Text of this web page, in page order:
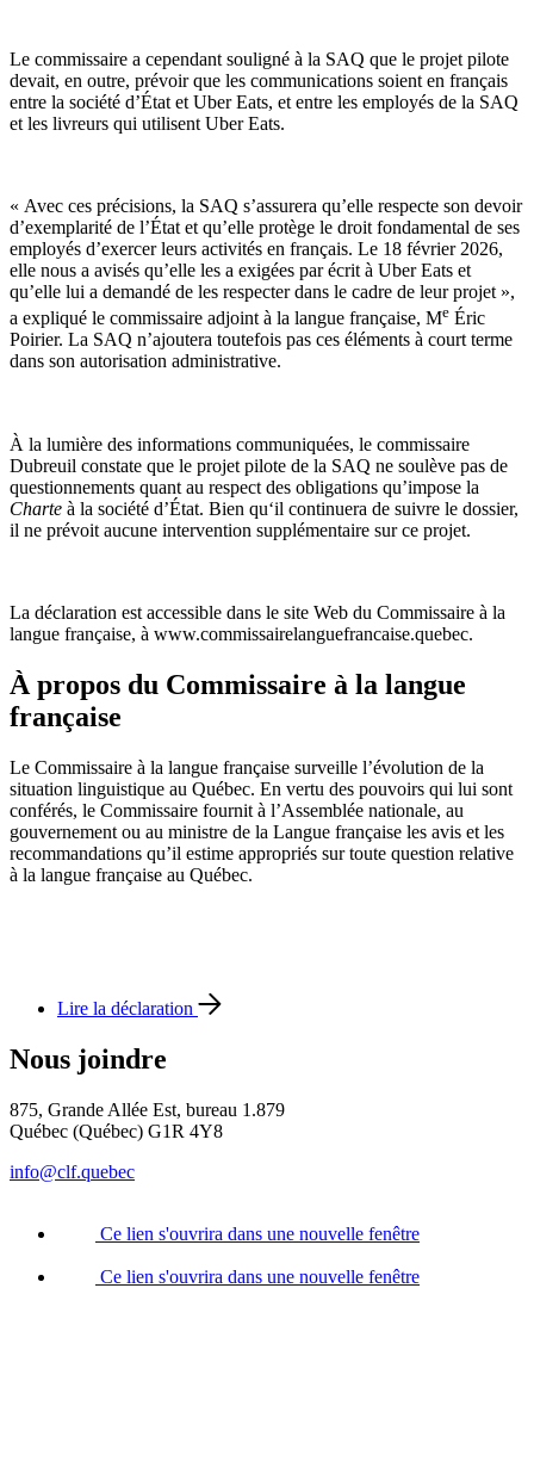
Le commissaire a cependant souligné à la SAQ que le projet pilote
devait, en outre, prévoir que les communications soient en français
entre la société d’État et Uber Eats, et entre les employés de la SAQ
et les livreurs qui utilisent Uber Eats.
« Avec ces précisions, la SAQ s’assurera qu’elle respecte son devoir
d’exemplarité de l’État et qu’elle protège le droit fondamental de ses
employés d’exercer leurs activités en français. Le 18 février 2026,
elle nous a avisés qu’elle les a exigées par écrit à Uber Eats et
qu’elle lui a demandé de les respecter dans le cadre de leur projet »,
a expliqué le commissaire adjoint à la langue française, Me Éric
Poirier. La SAQ n’ajoutera toutefois pas ces éléments à court terme
dans son autorisation administrative.
À la lumière des informations communiquées, le commissaire
Dubreuil constate que le projet pilote de la SAQ ne soulève pas de
questionnements quant au respect des obligations qu’impose la
Charte à la société d’État. Bien qu‘il continuera de suivre le dossier,
il ne prévoit aucune intervention supplémentaire sur ce projet.
La déclaration est accessible dans le site Web du Commissaire à la
langue française, à www.commissairelanguefrancaise.quebec.
À propos du Commissaire à la langue
française
Le Commissaire à la langue française surveille l’évolution de la
situation linguistique au Québec. En vertu des pouvoirs qui lui sont
conférés, le Commissaire fournit à l’Assemblée nationale, au
gouvernement ou au ministre de la Langue française les avis et les
recommandations qu’il estime appropriés sur toute question relative
à la langue française au Québec.
Lire la déclaration
Nous joindre
875, Grande Allée Est, bureau 1.879
Québec (Québec) G1R 4Y8
info@clf.quebec
Ce lien s'ouvrira dans une nouvelle fenêtre
Ce lien s'ouvrira dans une nouvelle fenêtre